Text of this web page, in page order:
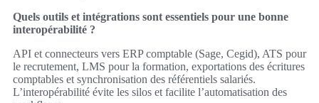
Quels outils et intégrations sont essentiels pour une bonne
interopérabilité ?
API et connecteurs vers ERP comptable (Sage, Cegid), ATS pour
le recrutement, LMS pour la formation, exportations des écritures
comptables et synchronisation des référentiels salariés.
L’interopérabilité évite les silos et facilite l’automatisation des